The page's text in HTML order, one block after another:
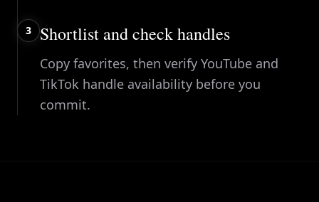
3 Shortlist and check handles
Copy favorites, then verify YouTube and
TikTok handle availability before you
commit.